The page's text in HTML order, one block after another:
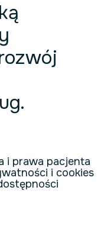
i prawa pacjenta
i cookies